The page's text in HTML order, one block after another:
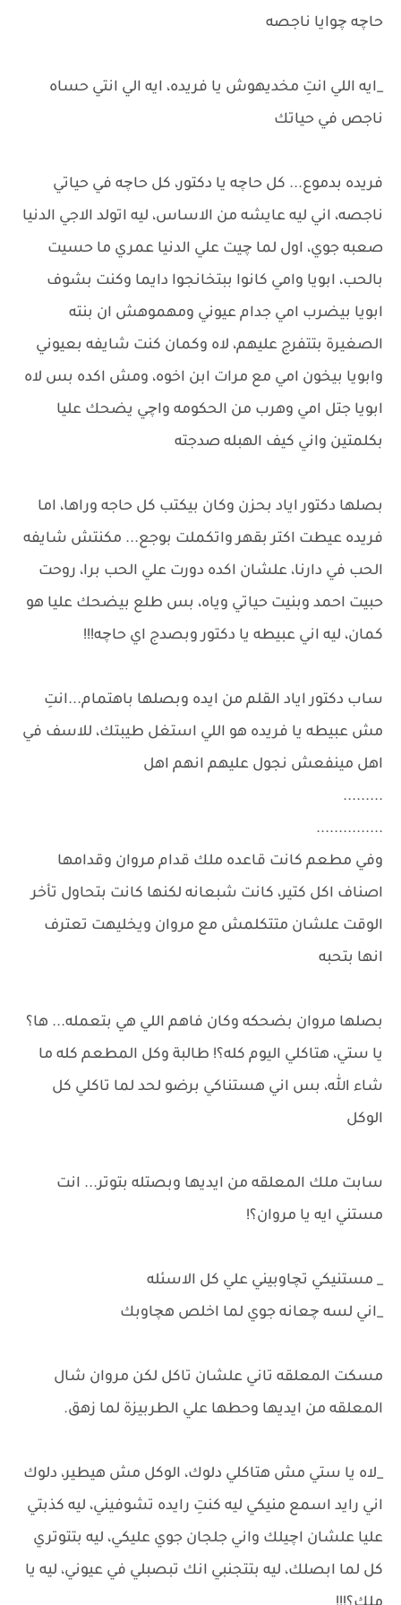
حاچه چوايا ناجصه
_ايه اللي انتِ مخديهوش يا فريده، ايه الي انتي حساه
ناجص في حياتك
فريده بدموع... كل حاچه يا دكتور، كل حاچه في حياتي
ناجصه، اني ليه عايشه من الاساس، ليه اتولد الاجي الدنيا
صعبه جوي، اول لما چيت علي الدنيا عمري ما حسيت
بالحب، ابويا وامي كانوا ببتخانجوا دايما وكنت بشوف
ابويا بيضرب امي جدام عيوني ومهموهش ان بنته
الصغيرة بتتفرج عليهم، لاه وكمان كنت شايفه بعيوني
وابويا بيخون امي مع مرات ابن اخوه، ومش اكده بس لاه
ابويا جتل امي وهرب من الحكومه واچي يضحك عليا
بكلمتين واني كيف الهبله صدجته
بصلها دكتور اياد بحزن وكان بيكتب كل حاجه وراها، اما
فريده عيطت اكتر بقهر واتكملت بوجع... مكنتش شايفه
الحب في دارنا، علشان اكده دورت علي الحب برا، روحت
حبيت احمد وبنيت حياتي وياه، بس طلع بيضحك عليا هو
كمان، ليه اني عبيطه يا دكتور وبصدج اي حاچه!!!
ساب دكتور اياد القلم من ايده وبصلها باهتمام...انتِ
مش عبيطه يا فريده هو اللي استغل طيبتك، للاسف في
اهل مينفعش نجول عليهم انهم اهل
.........
...............
وفي مطعم كانت قاعده ملك قدام مروان وقدامها
اصناف اكل كتير، كانت شبعانه لكنها كانت بتحاول تأخر
الوقت علشان متتكلمش مع مروان ويخليهت تعترف
انها بتحبه
بصلها مروان بضحكه وكان فاهم اللي هي بتعمله... ها؟
يا ستي، هتاكلي اليوم كله؟! طالبة وكل المطعم كله ما
شاء الله، بس اني هستناكي برضو لحد لما تاكلي كل
الوكل
سابت ملك المعلقه من ايديها وبصتله بتوتر... انت
مستني ايه يا مروان؟!
_ مستنيكي تچاوبيني علي كل الاسئله
_اني لسه چعانه جوي لما اخلص هچاوبك
مسكت المعلقه تاني علشان تاكل لكن مروان شال
المعلقه من ايديها وحطها علي الطربيزة لما زهق.
_لاه يا ستي مش هتاكلي دلوك، الوكل مش هيطير، دلوك
اني رايد اسمع منيكي ليه كنتِ رايده تشوفيني، ليه كذبتي
عليا علشان اچيلك واني جلجان جوي عليكي، ليه بتتوتري
كل لما ابصلك، ليه بتتجنبي انك تبصبلي في عيوني، ليه يا